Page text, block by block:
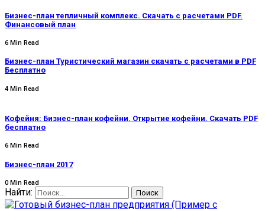
Бизнес-план тепличный комплекс. Скачать с расчетами PDF.
Финансовый план
6 Min Read
Бизнес-план Туристический магазин скачать с расчетами в PDF
Бесплатно
4 Min Read
Кофейня: Бизнес-план кофейни. Открытие кофейни. Скачать PDF
бесплатно
6 Min Read
Бизнес-план 2017
0 Min Read
Найти: